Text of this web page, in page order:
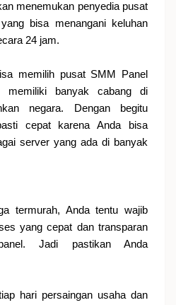
menemukan penyedia pusat
bisa menangani keluhan
24 jam.
memilih pusat SMM Panel
memiliki banyak cabang di
negara. Dengan begitu
cepat karena Anda bisa
server yang ada di banyak
termurah, Anda tentu wajib
yang cepat dan transparan
Jadi pastikan Anda
hari persaingan usaha dan